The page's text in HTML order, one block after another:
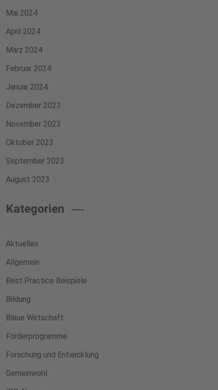
Mai 2024
April 2024
März 2024
Februar 2024
Januar 2024
Dezember 2023
November 2023
Oktober 2023
September 2023
August 2023
Kategorien
Aktuelles
Allgemein
Best Practice Beispiele
Bildung
Blaue Wirtschaft
Förderprogramme
Forschung und Entwicklung
Gemeinwohl